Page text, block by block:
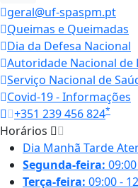
geral@uf-spaspm.pt
Queimas e Queimadas
Dia da Defesa Nacional
Autoridade Nacional de
Serviço Nacional de
Covid-19 - Informações
+351 239 456 824*
Horários
Dia Manhã Tarde
Segunda-feira:
Terça-feira: 09:00 -